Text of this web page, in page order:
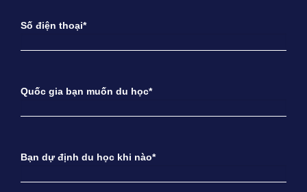
Số điện thoại*
Quốc gia bạn muốn du học*
Bạn dự định du học khi nào*